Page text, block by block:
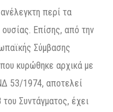
περί τα
Επίσης, από την
Σύμβασης
κυρώθηκε αρχικά με
53/1974, αποτελεί
Συντάγματος, έχει